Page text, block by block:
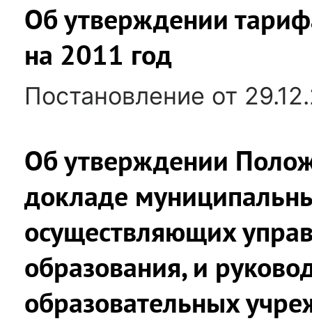
Об утверждении
на 2011 год
Постановление от
Об утверждении
докладе
осуществляющих
образования, и
образовательных